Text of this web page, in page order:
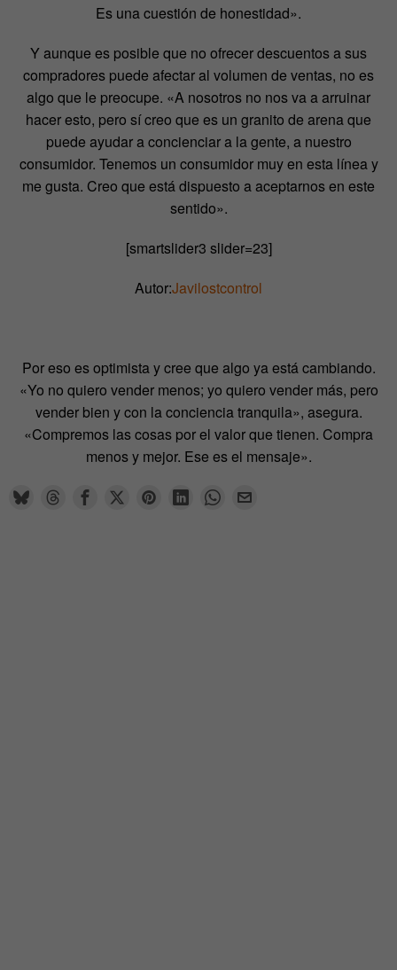
Es una cuestión de honestidad».
Y aunque es posible que no ofrecer descuentos a sus
compradores puede afectar al volumen de ventas, no es
algo que le preocupe. «A nosotros no nos va a arruinar
hacer esto, pero sí creo que es un granito de arena que
puede ayudar a concienciar a la gente, a nuestro
consumidor. Tenemos un consumidor muy en esta línea y
me gusta. Creo que está dispuesto a aceptarnos en este
sentido».
[smartslider3 slider=23]
Autor:Javilostcontrol
Por eso es optimista y cree que algo ya está cambiando.
«Yo no quiero vender menos; yo quiero vender más, pero
vender bien y con la conciencia tranquila», asegura.
«Compremos las cosas por el valor que tienen. Compra
menos y mejor. Ese es el mensaje».